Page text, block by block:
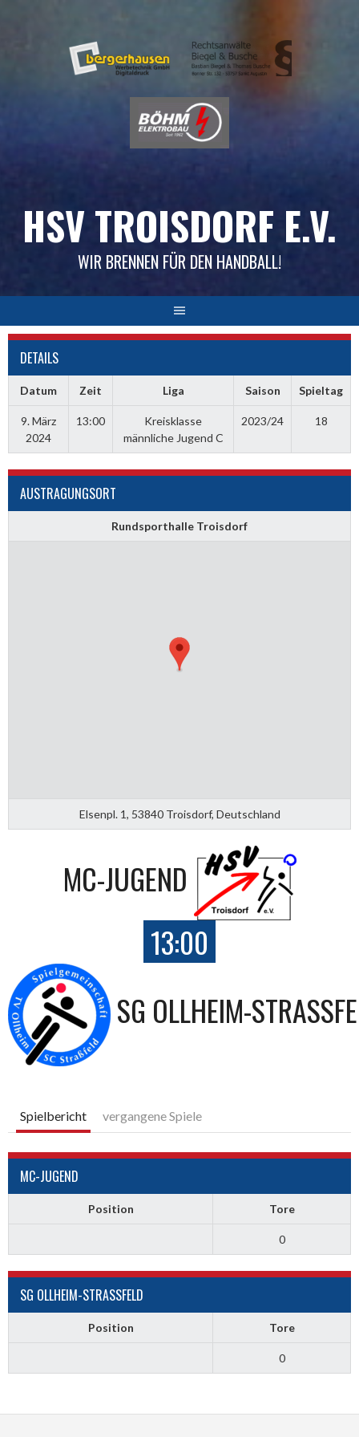
HSV TROISDORF E.V.
WIR BRENNEN FÜR DEN HANDBALL!
DETAILS
Datum Zeit Liga Saison Spieltag
9. März
2024
13:00
Kreisklasse
männliche Jugend C
2023/24 18
AUSTRAGUNGSORT
Rundsporthalle Troisdorf
Elsenpl. 1, 53840 Troisdorf, Deutschland
MC-JUGEND
13:00
SG OLLHEIM-
Spielbericht vergangene Spiele
MC-JUGEND
Position Tore
0
SG OLLHEIM-STRASSFELD
Position Tore
0